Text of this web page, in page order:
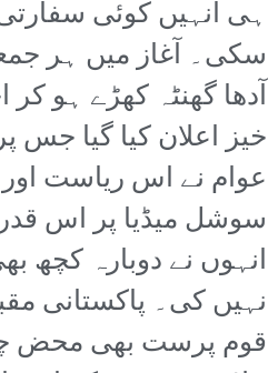
ہی انہیں کوئی
سکی۔ آغاز میں ہر
آدھا گھنٹہ کھڑے ہو
خیز اعلان کیا گیا جس
عوام نے اس ریاست
سوشل میڈیا پر اس قدر
انہوں نے دوبارہ کچھ
نہیں کی۔ پاکستانی
قوم پرست بھی محض